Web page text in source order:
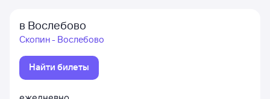
в Вослебово
Скопин - Вослебово
Найти билеты